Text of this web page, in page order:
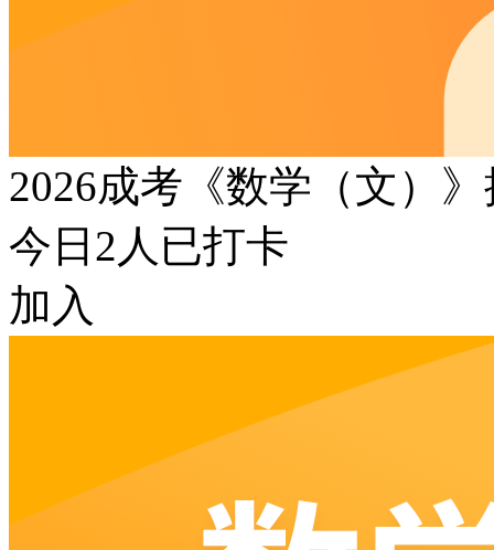
2026成考《数学（文）
今日 2 人已打卡
加入